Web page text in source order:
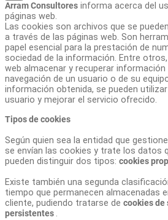
Arram Consultores informa acerca del
páginas web.
Las cookies son archivos que se
a través de las páginas web. Son
papel esencial para la prestación de
sociedad de la información. Entre
web almacenar y recuperar
navegación de un usuario o de su
información obtenida, se pueden
usuario y mejorar el servicio ofrecido.
Tipos de cookies
Según quien sea la entidad que
se envían las cookies y trate los datos
pueden distinguir dos tipos: cookies
Existe también una segunda
tiempo que permanecen almacenadas
cliente, pudiendo tratarse de cookies de
persistentes .